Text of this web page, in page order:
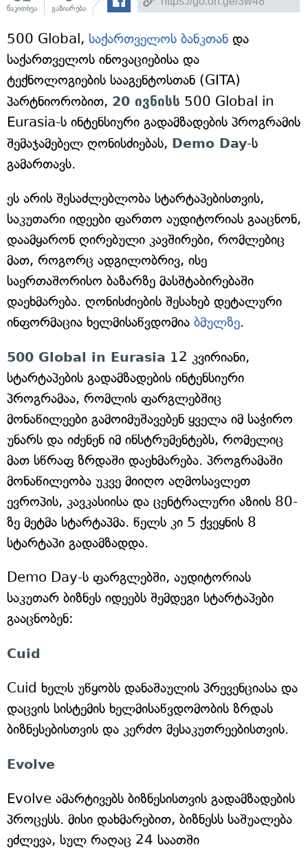
წაკითხვა გაზიარება
500 Global, საქართველოს ბანკთან და
საქართველოს ინოვაციებისა და
ტექნოლოგიების სააგენტოსთან (GITA)
პარტნიორობით, 20 ივნისს 500 Global in
Eurasia-ს ინტენსიური გადამზადების პროგრამის
შემაჯამებელ ღონისძიებას, Demo Day-ს
გამართავს.
ეს არის შესაძლებლობა სტარტაპებისთვის,
საკუთარი იდეები ფართო აუდიტორიას გააცნონ,
დაამყარონ ღირებული კავშირები, რომლებიც
მათ, როგორც ადგილობრივ, ისე
საერთაშორისო ბაზარზე მასშტაბირებაში
დაეხმარება. ღონისძიების შესახებ დეტალური
ინფორმაცია ხელმისაწვდომია ბმულზე.
500 Global in Eurasia 12 კვირიანი,
სტარტაპების გადამზადების ინტენსიური
პროგრამაა, რომლის ფარგლებშიც
მონაწილეები გამოიმუშავებენ ყველა იმ საჭირო
უნარს და იძენენ იმ ინსტრუმენტებს, რომელიც
მათ სწრაფ ზრდაში დაეხმარება. პროგრამაში
მონაწილეობა უკვე მიიღო აღმოსავლეთ
ევროპის, კავკასიისა და ცენტრალური აზიის 80-
ზე მეტმა სტარტაპმა. წელს კი 5 ქვეყნის 8
სტარტაპი გადამზადდა.
Demo Day-ს ფარგლებში, აუდიტორიას
საკუთარ ბიზნეს იდეებს შემდეგი სტარტაპები
გააცნობენ:
Cuid
Cuid ხელს უწყობს დანაშაულის პრევენციასა და
დაცვის სისტემის ხელმისაწვდომობის ზრდას
ბიზნესებისთვის და კერძო მესაკუთრეებისთვის.
Evolve
Evolve ამარტივებს ბიზნესისთვის გადამზადების
პროცესს. მისი დახმარებით, ბიზნესს საშუალება
ეძლევა, სულ რაღაც 24 საათში